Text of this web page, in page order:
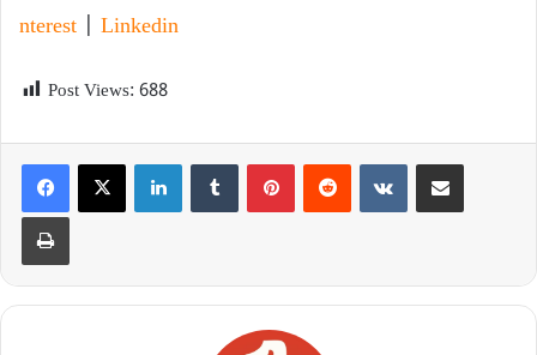
nterest
Linkedin
Post Views: 688